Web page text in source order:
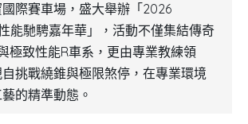
國際賽車場，盛大舉辦「2026
能馳騁嘉年華」，活動不僅集結傳奇
極致性能R車系，更由專業教練領
挑戰繞錐與極限煞停，在專業環境
的精準動態。